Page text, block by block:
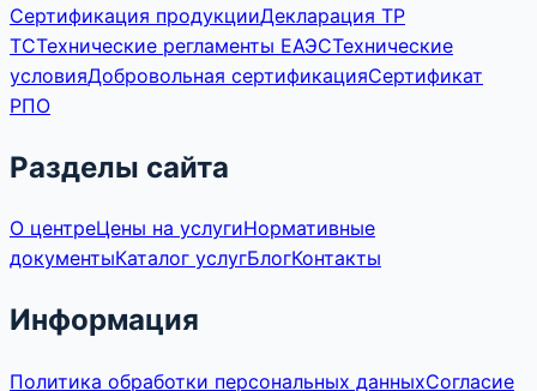
Сертификация продукцииДекларация ТР
ТСТехнические регламенты ЕАЭСТехнические
условияДобровольная сертификацияСертификат
РПО
Разделы сайта
О центреЦены на услугиНормативные
документыКаталог услугБлогКонтакты
Информация
Политика обработки персональных данныхСогласие